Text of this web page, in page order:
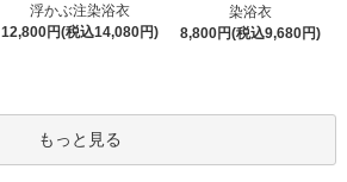
浮かぶ注染浴衣
12,800円(税込14,080円)
染浴衣
8,800円(税込9,680円)
もっと見る